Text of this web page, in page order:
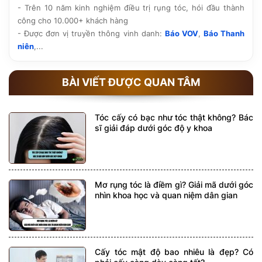
- Trên 10 năm kinh nghiệm điều trị rụng tóc, hói đầu thành
công cho 10.000+ khách hàng
- Được đơn vị truyền thông vinh danh: Báo VOV, Báo Thanh
niên,...
BÀI VIẾT ĐƯỢC QUAN TÂM
Tóc cấy có bạc như tóc thật không? Bác
sĩ giải đáp dưới góc độ y khoa
Mơ rụng tóc là điềm gì? Giải mã dưới góc
nhìn khoa học và quan niệm dân gian
Cấy tóc mật độ bao nhiêu là đẹp? Có